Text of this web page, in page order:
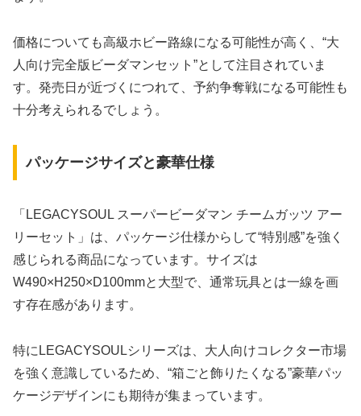
価格についても高級ホビー路線になる可能性が高く、“大
人向け完全版ビーダマンセット”として注目されていま
す。発売日が近づくにつれて、予約争奪戦になる可能性も
十分考えられるでしょう。
パッケージサイズと豪華仕様
「LEGACYSOUL スーパービーダマン チームガッツ アー
リーセット」は、パッケージ仕様からして“特別感”を強く
感じられる商品になっています。サイズは
W490×H250×D100mmと大型で、通常玩具とは一線を画
す存在感があります。
特にLEGACYSOULシリーズは、大人向けコレクター市場
を強く意識しているため、“箱ごと飾りたくなる”豪華パッ
ケージデザインにも期待が集まっています。